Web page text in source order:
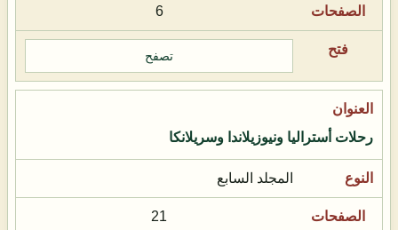
6
تصفح
رحلات أستراليا ونيوزيلاندا وسريلانكا
المجلد السابع
21